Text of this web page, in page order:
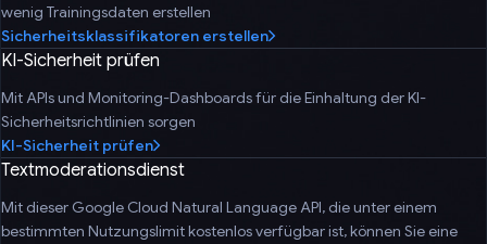
wenig Trainingsdaten erstellen
Sicherheitsklassifikatoren erstellen
KI-Sicherheit prüfen
Mit APIs und Monitoring-Dashboards für die Einhaltung der KI-
Sicherheitsrichtlinien sorgen
KI-Sicherheit prüfen
Textmoderationsdienst
Mit dieser Google Cloud Natural Language API, die unter einem
bestimmten Nutzungslimit kostenlos verfügbar ist, können Sie eine